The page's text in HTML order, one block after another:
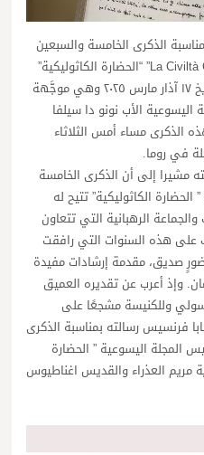
الذكرى الخامسة والسبعين
بعد المائة لتأسيس مجلة “La Civiltà Cattolica” “الحضارة الكاثوليكية”
وتحديدا عام ١٨٥٠. تحمل الرسالة تاريخ ١٧ آذار مارس ٢٠٢٥ وهي موجَّهة
اليسوعية الأب نونو دا سيلفا
الذكرى مساء أمس الثلاثاء
في روما.
مشيرا إلى أن الذكرى الخامسة
الكاثوليكية” تتيح له
الرهبانية التي تتعاون
على هذه السنوات التي رافقت
صديق، مقدمة إرشادات مفيدة
وإذ أعرب عن تقديره العميق
وللكنيسة مشجعًا على
فرنسيس رسالته بمناسبة الذكرى
المجلة اليسوعية ” الحضارة
مريم العذراء والقديس اغناطيوس